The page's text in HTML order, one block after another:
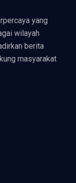
yang
wilayah
berita
masyarakat